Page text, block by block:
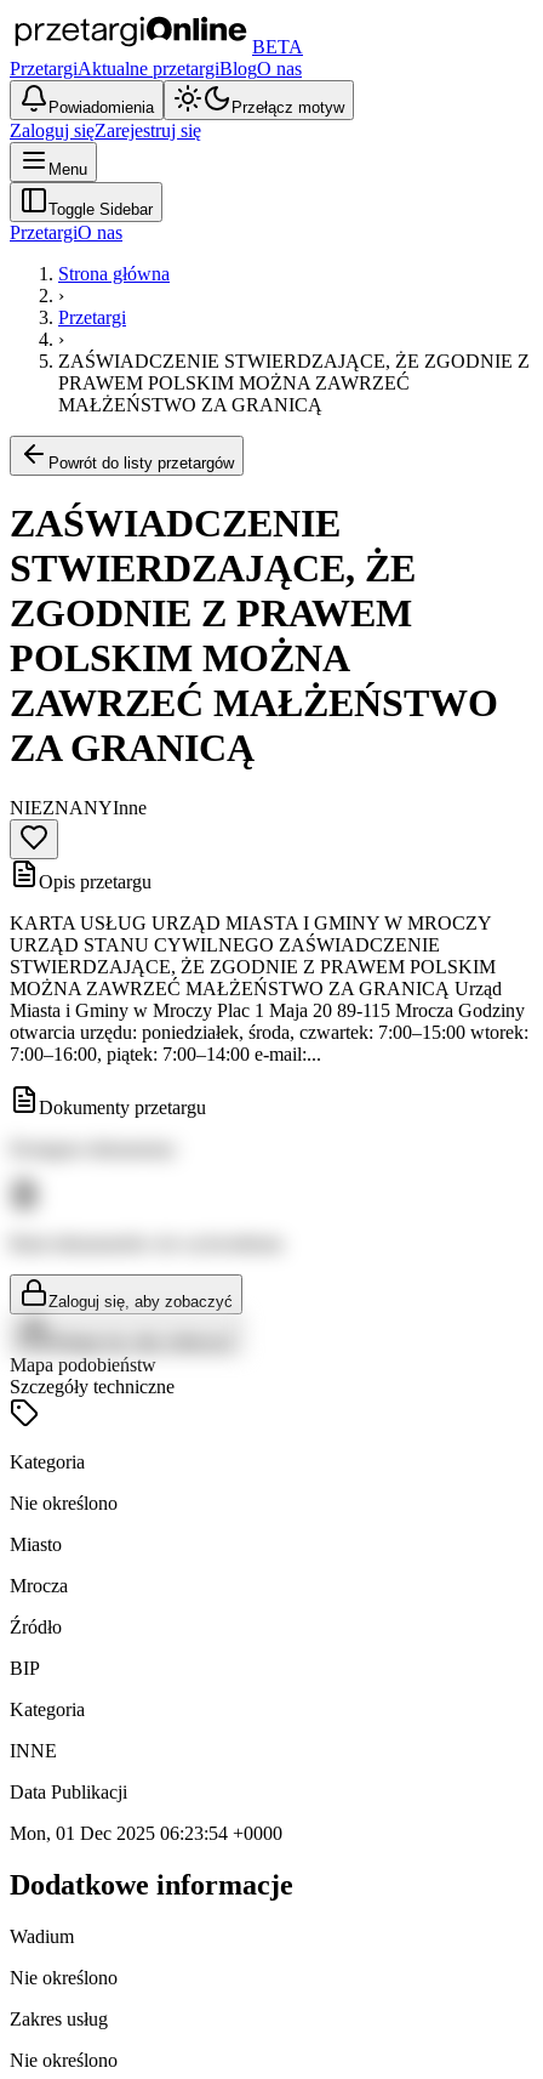
BETA
PrzetargiAktualne przetargiBlogO nas
Powiadomienia Przełącz motyw
Zaloguj sięZarejestruj się
Menu
Toggle Sidebar
PrzetargiO nas
Strona główna
›
Przetargi
›
ZAŚWIADCZENIE STWIERDZAJĄCE, ŻE ZGODNIE Z
PRAWEM POLSKIM MOŻNA ZAWRZEĆ
MAŁŻEŃSTWO ZA GRANICĄ
Powrót do listy przetargów
ZAŚWIADCZENIE
STWIERDZAJĄCE, ŻE
ZGODNIE Z PRAWEM
POLSKIM MOŻNA
ZAWRZEĆ MAŁŻEŃSTWO
ZA GRANICĄ
NIEZNANYInne
Opis przetargu
KARTA USŁUG URZĄD MIASTA I GMINY W MROCZY
URZĄD STANU CYWILNEGO ZAŚWIADCZENIE
STWIERDZAJĄCE, ŻE ZGODNIE Z PRAWEM POLSKIM
MOŻNA ZAWRZEĆ MAŁŻEŃSTWO ZA GRANICĄ Urząd
Miasta i Gminy w Mroczy Plac 1 Maja 20 89-115 Mrocza Godziny
otwarcia urzędu: poniedziałek, środa, czwartek: 7:00–15:00 wtorek:
7:00–16:00, piątek: 7:00–14:00 e-mail:...
Dokumenty przetargu
Zaloguj się, aby zobaczyć
Mapa podobieństw
Szczegóły techniczne
Kategoria
Nie określono
Miasto
Mrocza
Źródło
BIP
Kategoria
INNE
Data Publikacji
Mon, 01 Dec 2025 06:23:54 +0000
Dodatkowe informacje
Wadium
Nie określono
Zakres usług
Nie określono